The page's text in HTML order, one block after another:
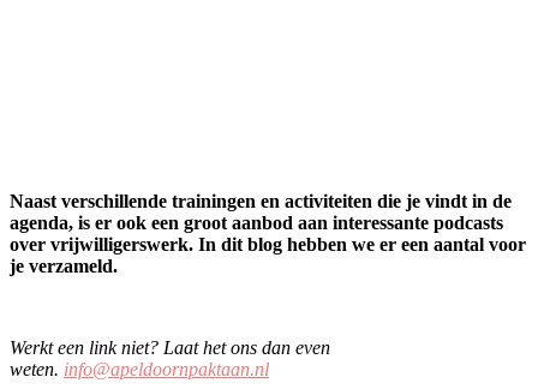
Naast verschillende trainingen en activiteiten die je vindt in de
agenda, is er ook een groot aanbod aan interessante podcasts
over vrijwilligerswerk. In dit blog hebben we er een aantal voor
je verzameld.
Werkt een link niet? Laat het ons dan even
weten. info@apeldoornpaktaan.nl